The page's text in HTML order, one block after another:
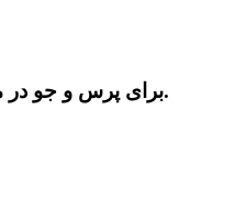
برای پرس و جو در مورد محصولات یا لیست قیمت، لطفا ایمیل خود را برای ما بگذارید و ما ظرف 24 ساعت با شما تماس خواهیم گرفت.